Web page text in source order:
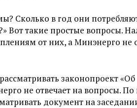
Сколько в год они потребляют
Вот такие простые вопросы.
от них, а Минэнерго не
законопроект «Об
не отвечает на вопросы. По
документ на